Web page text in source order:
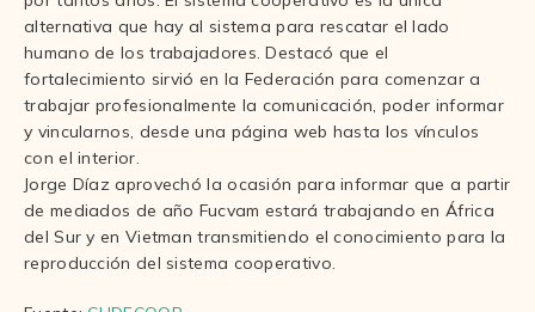
alternativa que hay al sistema para rescatar el lado
humano de los trabajadores. Destacó que el
fortalecimiento sirvió en la Federación para comenzar a
trabajar profesionalmente la comunicación, poder informar
y vincularnos, desde una página web hasta los vínculos
con el interior.
Jorge Díaz aprovechó la ocasión para informar que a partir
de mediados de año Fucvam estará trabajando en África
del Sur y en Vietman transmitiendo el conocimiento para la
reproducción del sistema cooperativo.